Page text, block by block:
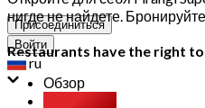
Присоединиться
Войти
ru
нигде не найдете.
Restaurants have the right
Обзор